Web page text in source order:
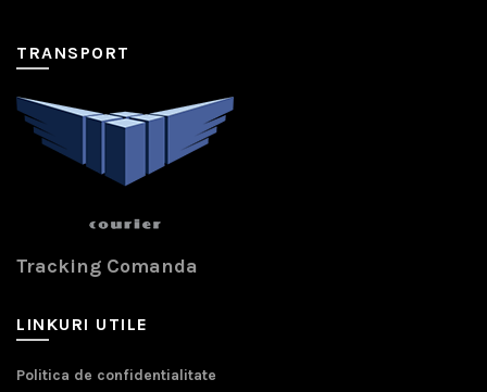
TRANSPORT
Tracking Comanda
LINKURI UTILE
Politica de confidentialitate